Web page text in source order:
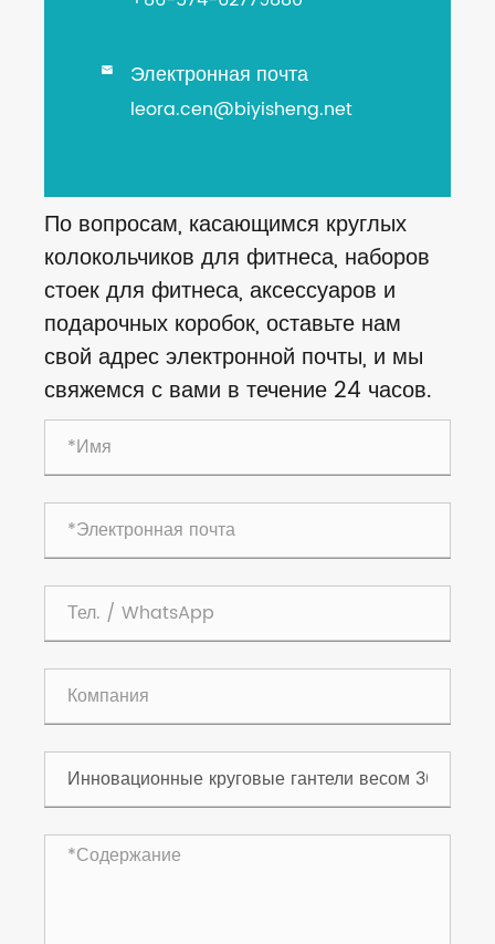
 Электронная почта
leora.cen@biyisheng.net
По вопросам, касающимся круглых
колокольчиков для фитнеса, наборов
стоек для фитнеса, аксессуаров и
подарочных коробок, оставьте нам
свой адрес электронной почты, и мы
свяжемся с вами в течение 24 часов.